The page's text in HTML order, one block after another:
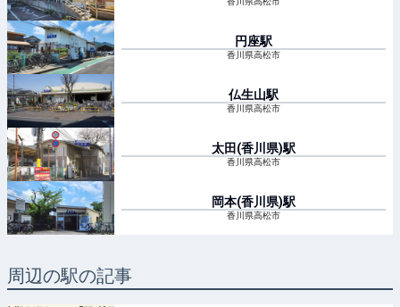
円座駅
香川県高松市
仏生山駅
香川県高松市
太田(香川県)駅
香川県高松市
岡本(香川県)駅
香川県高松市
周辺の駅の記事